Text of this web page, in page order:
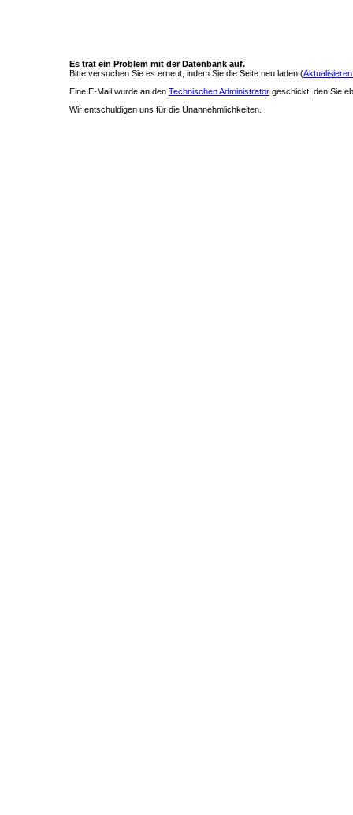
Es trat ein Problem mit der Datenbank auf.
Bitte versuchen Sie es erneut, indem Sie die Seite neu laden (
Eine E-Mail wurde an den Technischen Administrator geschickt, den Sie
Wir entschuldigen uns für die Unannehmlichkeiten.